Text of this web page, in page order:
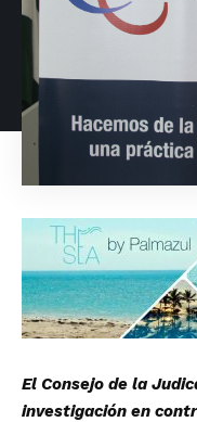
El Consejo de la
investigación en